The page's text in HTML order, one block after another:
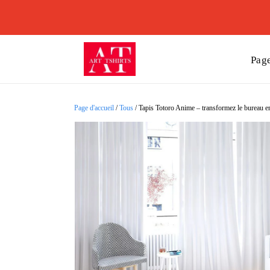
Page d'accueil /Tous /Tapis Totoro Anime – transformez le bureau